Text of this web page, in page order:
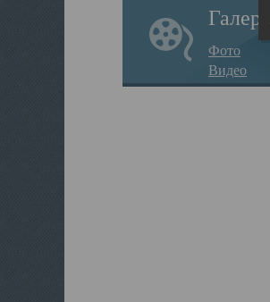
Галерея
Фото
Видео